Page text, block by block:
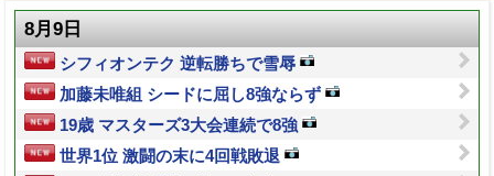
8月9日
シフィオンテク 逆転勝ちで雪辱
加藤未唯組 シードに屈し8強ならず
19歳 マスターズ3大会連続で8強
世界1位 激闘の末に4回戦敗退